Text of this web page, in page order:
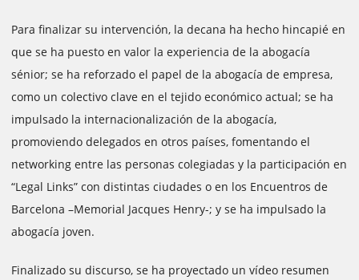
Para finalizar su intervención, la decana ha hecho hincapié en
que se ha puesto en valor la experiencia de la abogacía
sénior; se ha reforzado el papel de la abogacía de empresa,
como un colectivo clave en el tejido económico actual; se ha
impulsado la internacionalización de la abogacía,
promoviendo delegados en otros países, fomentando el
networking entre las personas colegiadas y la participación en
“Legal Links” con distintas ciudades o en los Encuentros de
Barcelona –Memorial Jacques Henry-; y se ha impulsado la
abogacía joven.
Finalizado su discurso, se ha proyectado un vídeo resumen